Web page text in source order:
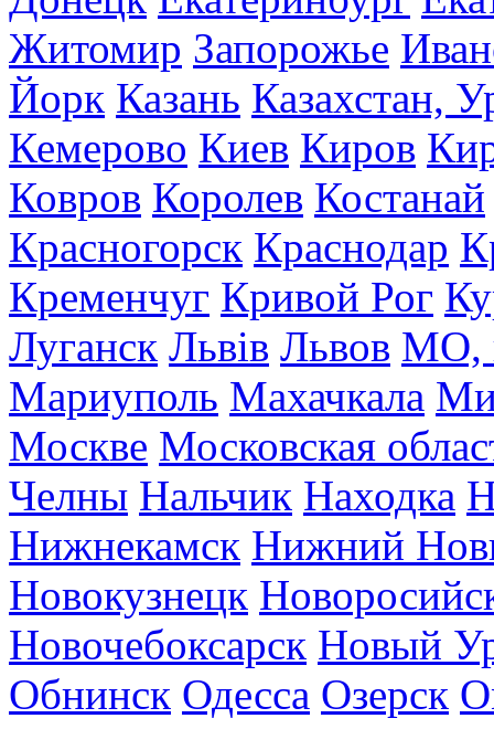
Житомир Запорожье
Йорк Казань Казахстан,
Кемерово Киев Киров
Ковров Королев Костанай
Красногорск Краснодар
Кременчуг Кривой Рог
Луганск Львів Львов МО,
Мариуполь Махачкала
Москве Московская
Челны Нальчик Находка
Нижнекамск Нижний
Новокузнецк
Новочебоксарск Новый
Обнинск Одесса Озерск